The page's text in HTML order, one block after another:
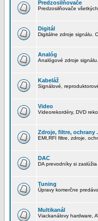
Predzosilňovače
Predzosilňovače
Digitál
Digitálne zdroje signálu.
Analóg
Analógové zdroje signálu.
Kabeláž
Signálové,
Video
Videorekordéry, DVD
Zdroje, filtre, ochrany
EMI,RFI filtre, zdroje,
DAC
DA prevodníky si
Tuning
Úpravy komerčne
Multikanál
Viackanálovy hardware,